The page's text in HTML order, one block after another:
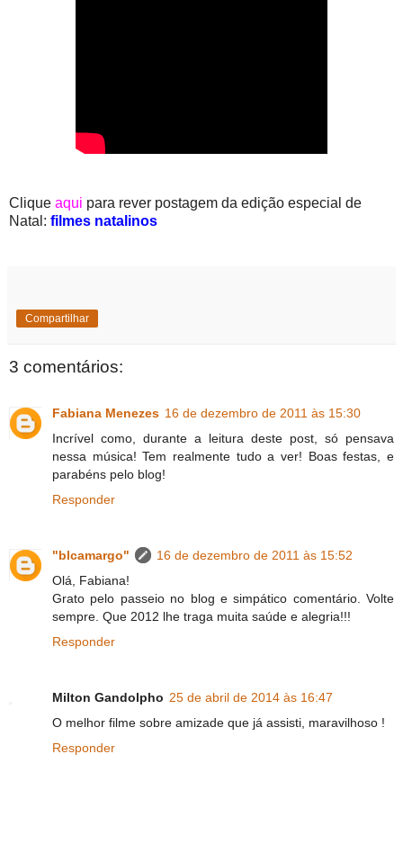
Clique aqui para rever postagem da edição especial de
Natal: filmes natalinos
Compartilhar
3 comentários:
Fabiana Menezes 16 de dezembro de 2011 às 15:30
Incrível como, durante a leitura deste post, só pensava
nessa música! Tem realmente tudo a ver! Boas festas, e
parabéns pelo blog!
Responder
"blcamargo"
16 de dezembro de 2011 às 15:52
Olá, Fabiana!
Grato pelo passeio no blog e simpático comentário. Volte
sempre. Que 2012 lhe traga muita saúde e alegria!!!
Responder
Milton Gandolpho 25 de abril de 2014 às 16:47
O melhor filme sobre amizade que já assisti, maravilhoso !
Responder